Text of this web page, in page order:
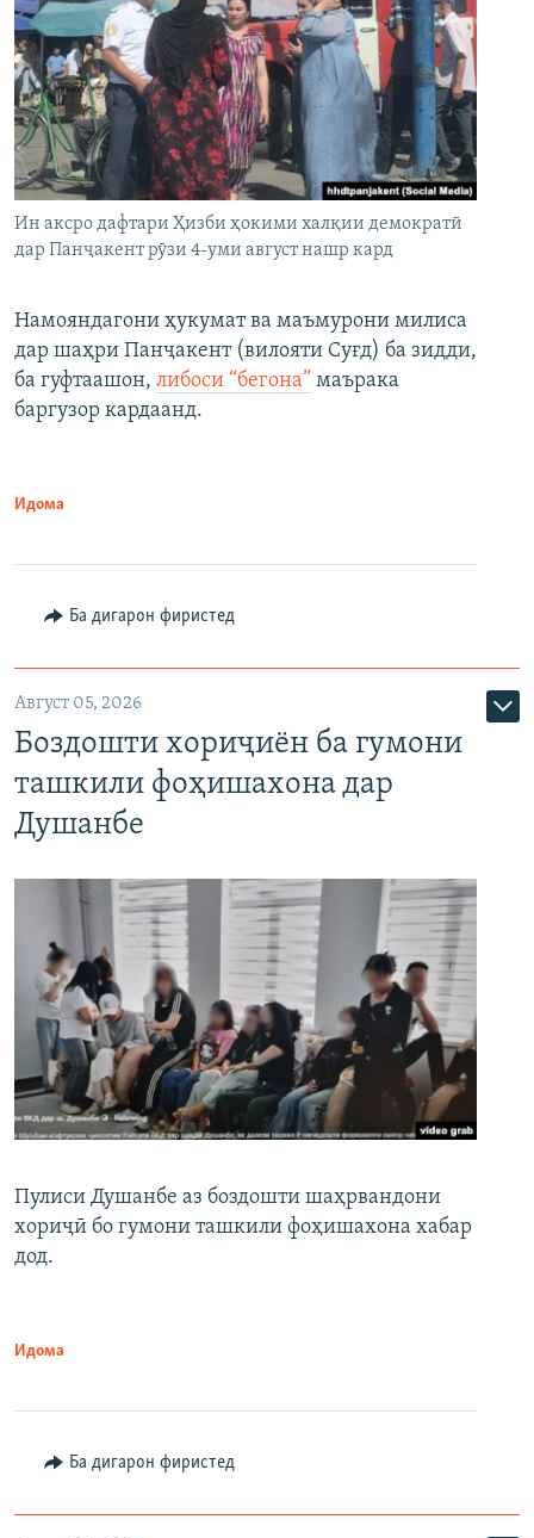
Ин аксро дафтари Ҳизби ҳокими халқии демократӣ
дар Панҷакент рӯзи 4-уми август нашр кард
Намояндагони ҳукумат ва маъмурони милиса
дар шаҳри Панҷакент (вилояти Суғд) ба зидди,
ба гуфтаашон, либоси “бегона” маърака
баргузор кардаанд.
Идома
Ба дигарон фиристед
Август 05, 2026
Боздошти хориҷиён ба гумони
ташкили фоҳишахона дар
Душанбе
Пулиси Душанбе аз боздошти шаҳрвандони
хориҷӣ бо гумони ташкили фоҳишахона хабар
дод.
Идома
Ба дигарон фиристед